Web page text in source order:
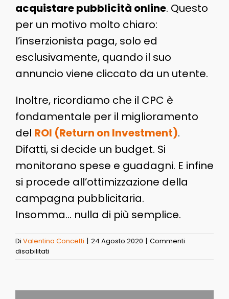
acquistare pubblicità online. Questo
per un motivo molto chiaro:
l’inserzionista paga, solo ed
esclusivamente, quando il suo
annuncio viene cliccato da un utente.
Inoltre, ricordiamo che il CPC è
fondamentale per il miglioramento
del ROI (Return on Investment).
Difatti, si decide un budget. Si
monitorano spese e guadagni. E infine
si procede all’ottimizzazione della
campagna pubblicitaria.
Insomma… nulla di più semplice.
Di Valentina Concetti | 24 Agosto 2020 | Commenti
disabilitati